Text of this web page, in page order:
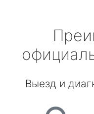
Выезд и